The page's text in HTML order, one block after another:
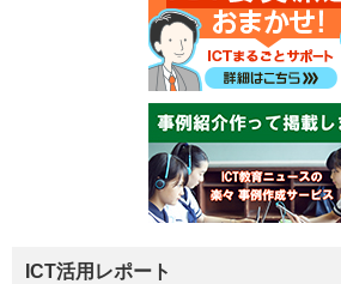
ICT活用レポート